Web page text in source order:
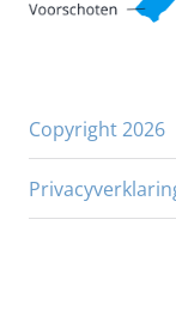
Copyright 2026